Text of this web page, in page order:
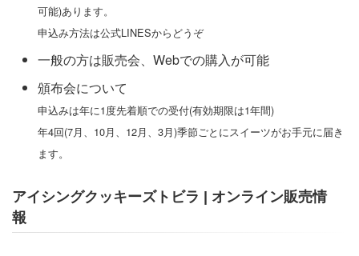
可能)あります。
申込み方法は公式LINESからどうぞ
一般の方は販売会、Webでの購入が可能
頒布会について
申込みは年に1度先着順での受付(有効期限は1年間)
年4回(7月、10月、12月、3月)季節ごとにスイーツがお手元に届き
ます。
アイシングクッキーズトビラ | オンライン販売情
報